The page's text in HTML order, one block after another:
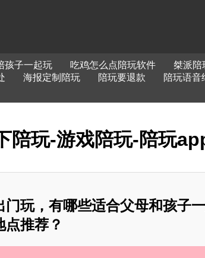
孩子一起玩 吃鸡怎么点陪玩软件 桀派陪
海报定制陪玩 陪玩要退款 陪玩语音
陪玩-游戏陪玩-陪玩
门玩，有哪些适合父母和孩子
点推荐？